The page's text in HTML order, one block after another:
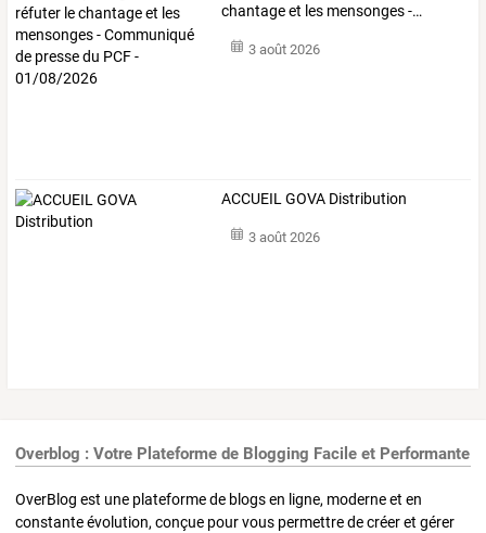
chantageet les mensonges-…
3 août 2026
ACCUEIL GOVA Distribution
3 août 2026
Overblog : Votre Plateforme de Blogging Facile et Performante
OverBlog est une plateforme de blogs en ligne, moderne et en
constante évolution, conçue pour vous permettre de créer et gérer